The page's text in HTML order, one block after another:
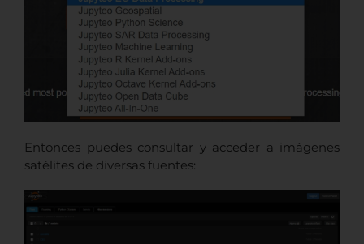
Entonces puedes consultar y acceder a imágenes
satélites de diversas fuentes: